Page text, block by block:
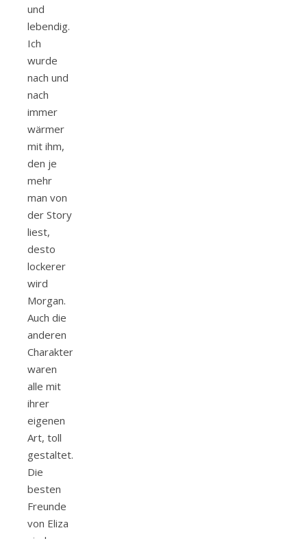
und
lebendig.
Ich
wurde
nach und
nach
immer
wärmer
mit ihm,
den je
mehr
man von
der Story
liest,
desto
lockerer
wird
Morgan.
Auch die
anderen
Charakter
waren
alle mit
ihrer
eigenen
Art, toll
gestaltet.
Die
besten
Freunde
von Eliza